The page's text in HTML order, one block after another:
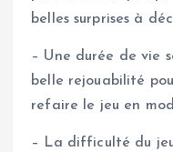
belles surprises à
– Une durée de vie
belle rejouabilité
refaire le jeu en
– La difficulté du